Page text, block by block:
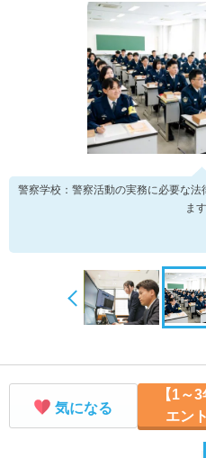
警察学校：警察活動の実務に必要な
ます
気になる
【1～3
エン